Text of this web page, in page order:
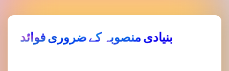
بنیادی منصوبہ کے ضروری فوائد